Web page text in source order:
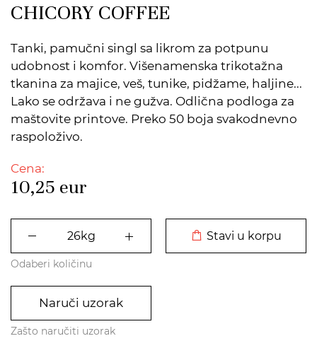
CHICORY COFFEE
Tanki, pamučni singl sa likrom za potpunu
udobnost i komfor. Višenamenska trikotažna
tkanina za majice, veš, tunike, pidžame, haljine...
Lako se održava i ne gužva. Odlična podloga za
maštovite printove. Preko 50 boja svakodnevno
raspoloživo.
Cena:
10,25 eur
Stavi u korpu
Odaberi količinu
Naruči uzorak
Zašto naručiti uzorak